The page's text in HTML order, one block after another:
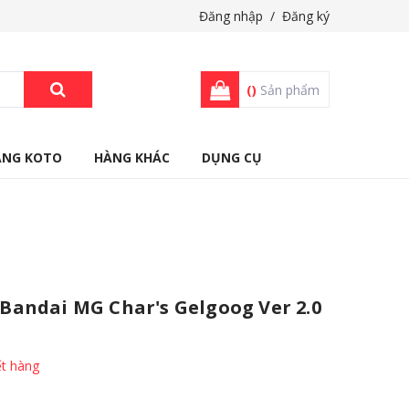
Đăng nhập / Đăng ký
() Sản phẩm
KOTO HÀNG KHÁC DỤNG CỤ
MG Char's Gelgoog Ver 2.0
hàng